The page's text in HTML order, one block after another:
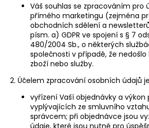
Váš souhlas se zpracováním pro
přímého marketingu (zejména
obchodních sdělení a
písm. a) GDPR ve spojení s § 7
480/2004 Sb., o některých
společnosti v případě, že
zboží nebo služby.
2. Účelem zpracování osobních údajů je
vyřízení Vaší objednávky a
vyplývajících ze smluvního
správcem; při objednávce jsou
údaje, které jsou nutné pro